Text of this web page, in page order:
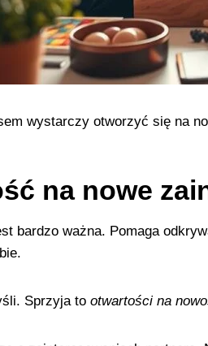
wystarczy otworzyć się na
na nowe
bardzo ważna. Pomaga
Sprzyja to otwartości na